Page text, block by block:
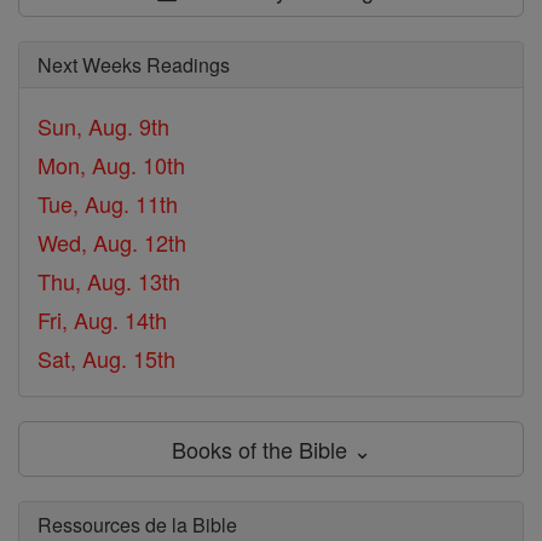
Next Weeks Readings
Sun, Aug. 9th
Mon, Aug. 10th
Tue, Aug. 11th
Wed, Aug. 12th
Thu, Aug. 13th
Fri, Aug. 14th
Sat, Aug. 15th
Books of the Bible ⌄
Ressources de la Bible